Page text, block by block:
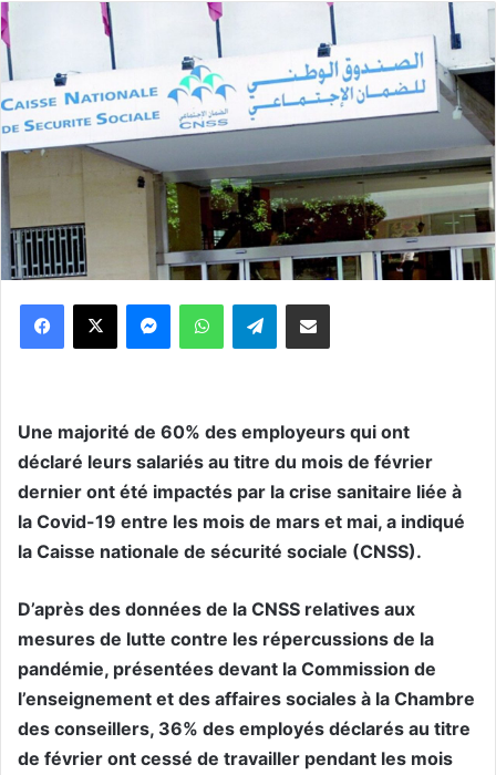
WhatsApp Telegram
Une majorité de 60% des employeurs qui ont
déclaré leurs salariés au titre du mois de février
dernier ont été impactés par la crise sanitaire liée à
la Covid-19 entre les mois de mars et mai, a indiqué
la Caisse nationale de sécurité sociale (CNSS).
D’après des données de la CNSS relatives aux
mesures de lutte contre les répercussions de la
pandémie, présentées devant la Commission de
l’enseignement et des affaires sociales à la Chambre
des conseillers, 36% des employés déclarés au titre
de février ont cessé de travailler pendant les mois